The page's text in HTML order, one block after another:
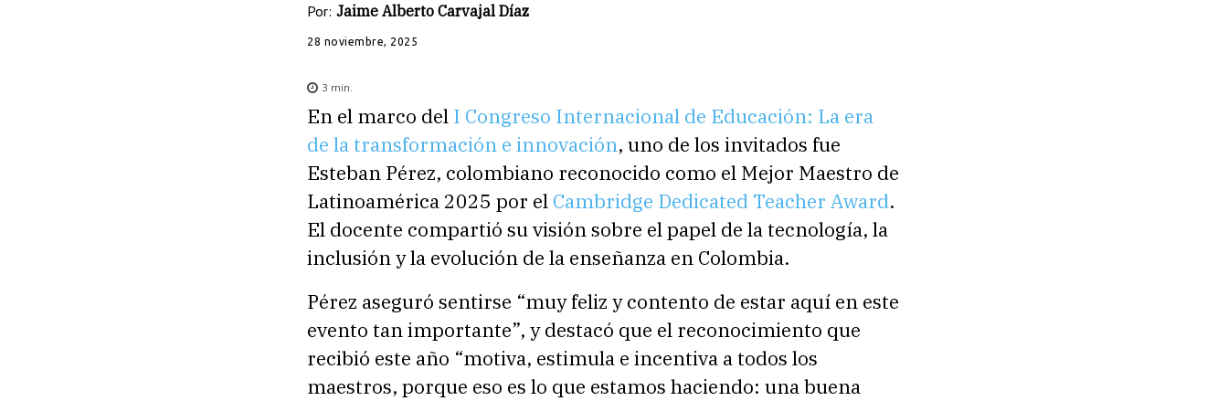
Por: Jaime Alberto Carvajal Díaz
28 noviembre, 2025
3 min.
En el marco del I Congreso Internacional de Educación: La era
de la transformación e innovación, uno de los invitados fue
Esteban Pérez, colombiano reconocido como el Mejor Maestro de
Latinoamérica 2025 por el Cambridge Dedicated Teacher Award.
El docente compartió su visión sobre el papel de la tecnología, la
inclusión y la evolución de la enseñanza en Colombia.
Pérez aseguró sentirse “muy feliz y contento de estar aquí en este
evento tan importante”, y destacó que el reconocimiento que
recibió este año “motiva, estimula e incentiva a todos los
maestros, porque eso es lo que estamos haciendo: una buena